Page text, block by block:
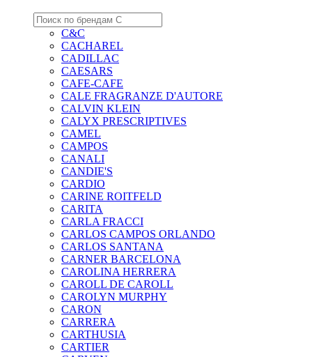
C&C
CACHAREL
CADILLAC
CAESARS
CAFE-CAFE
CALE FRAGRANZE D'AUTORE
CALVIN KLEIN
CALYX PRESCRIPTIVES
CAMEL
CAMPOS
CANALI
CANDIE'S
CARDIO
CARINE ROITFELD
CARITA
CARLA FRACCI
CARLOS CAMPOS ORLANDO
CARLOS SANTANA
CARNER BARCELONA
CAROLINA HERRERA
CAROLL DE CAROLL
CAROLYN MURPHY
CARON
CARRERA
CARTHUSIA
CARTIER